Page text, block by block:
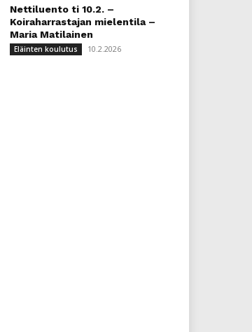
Nettiluento ti 10.2. –
Koiraharrastajan mielentila –
Maria Matilainen
Eläinten koulutus 10.2.2026